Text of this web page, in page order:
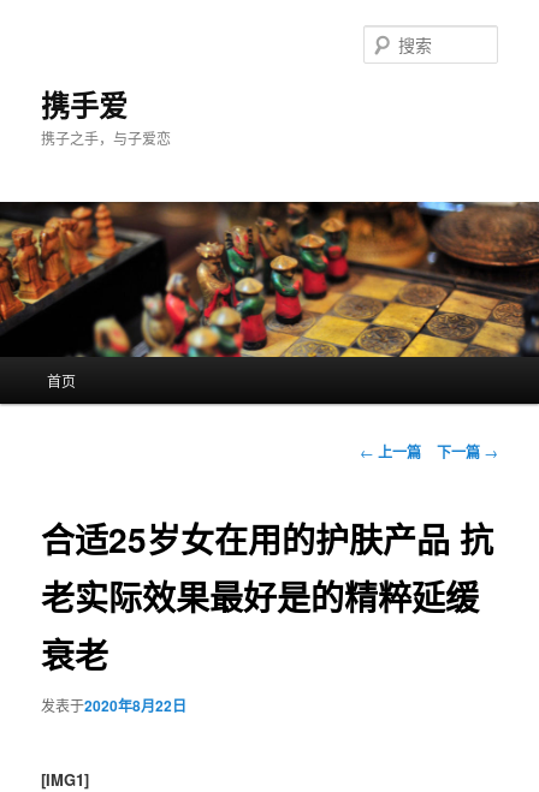
携手爱
携子之手，与子爱恋
索
首页
文
航
← 上一篇 下一篇 →
合适25岁女在用的护肤产品 抗
老实际效果最好是的精粹延缓
衰老
发表于2020年8月22日
[IMG1]